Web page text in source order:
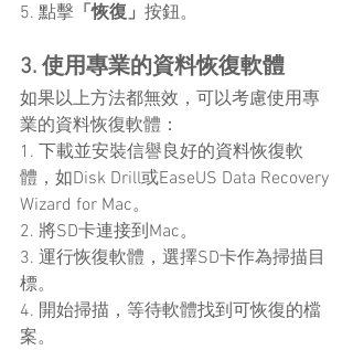
5. 點擊 「恢復」 按鈕。
3. 使用專業的資料恢復軟體
如果以上方法都無效，可以考慮使用專
業的資料恢復軟體：
1. 下載並安裝信譽良好的資料恢復軟
體，如Disk Drill或EaseUS Data Recovery
Wizard for Mac。
2. 將SD卡連接到Mac。
3. 運行恢復軟體，選擇SD卡作為掃描目
標。
4. 開始掃描，等待軟體找到可恢復的檔
案。